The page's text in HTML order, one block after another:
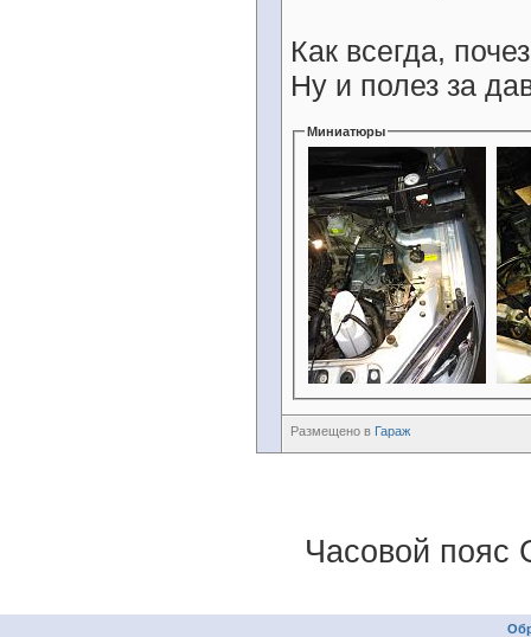
Как всегда,
Ну и полез за
Миниатюры
Размещено в Гараж
Часовой пояс